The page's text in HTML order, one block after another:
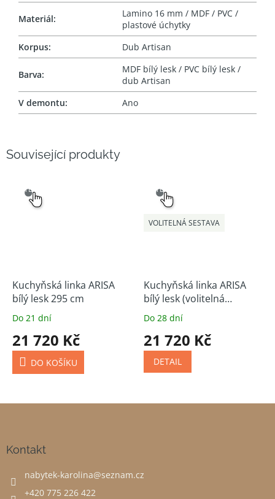
Související produkty
VÝBĚR
Kuchyňská linka ARISA
bílý lesk 295 cm
Do 21 dní
21 720 Kč
DO KOŠÍKU
VOLITELNÁ SESTAVA
VÝBĚR
Kuchyňská linka ARISA
bílý lesk (volitelná
sestava)
Do 28 dní
21 720 Kč
DETAIL
Materiál:
Lamino 16 mm / MDF / PVC /
plastové úchytky
Korpus: Dub Artisan
Barva:
MDF bílý lesk / PVC bílý lesk /
dub Artisan
V demontu: Ano
Kontakt
nabytek-karolina@seznam.cz
+420 775 226 422